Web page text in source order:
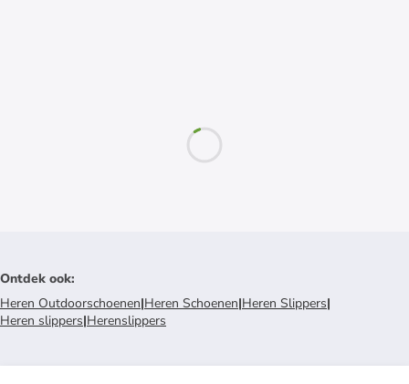
Ontdek ook:
Heren Outdoorschoenen|Heren Schoenen|Heren Slippers|
Heren slippers|Herenslippers